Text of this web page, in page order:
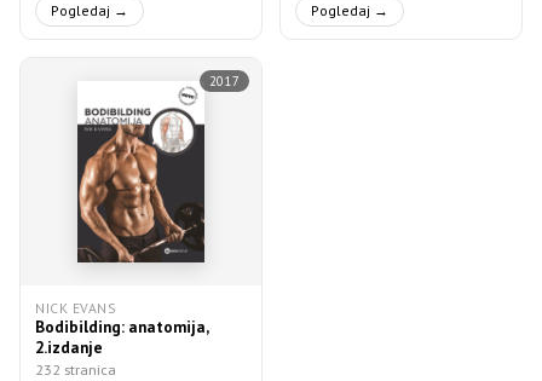
Pogledaj → Pogledaj →
2017
NICK EVANS
Bodibilding: anatomija,
2.izdanje
232 stranica